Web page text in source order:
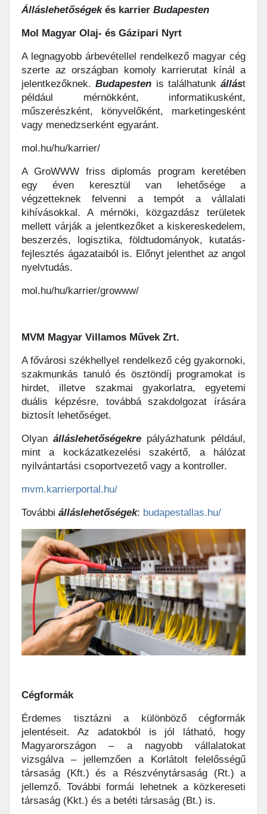
Álláslehetőségekés karrier Budapesten
Mol Magyar Olaj- és Gázipari Nyrt
A legnagyobb árbevétellel rendelkező magyar cég
szerte az országban komoly karrierutat kínál a
jelentkezőknek.Budapesten is találhatunk állást
például mérnökként, informatikusként,
műszerészként, könyvelőként, marketingesként
vagy menedzserként egyaránt.
mol.hu/hu/karrier/
A GroWWW friss diplomás program keretében
egy éven keresztül van lehetősége a
végzetteknek felvenni a tempót a vállalati
kihívásokkal. A mérnöki, közgazdász területek
mellett várják a jelentkezőket a kiskereskedelem,
beszerzés, logisztika, földtudományok, kutatás-
fejlesztés ágazataiból is. Előnyt jelenthet az angol
nyelvtudás.
mol.hu/hu/karrier/growww/
MVM Magyar Villamos Művek Zrt.
A fővárosi székhellyel rendelkező cég gyakornoki,
szakmunkás tanuló és ösztöndíj programokat is
hirdet, illetve szakmai gyakorlatra, egyetemi
duális képzésre, továbbá szakdolgozat írására
biztosít lehetőséget.
Olyan álláslehetőségekre pályázhatunk például,
mint a kockázatkezelési szakértő, a hálózat
nyilvántartási csoportvezető vagy a kontroller.
mvm.karrierportal.hu/
További álláslehetőségek: budapestallas.hu/
Cégformák
Érdemes tisztázni a különböző cégformák
jelentéseit. Az adatokból is jól látható, hogy
Magyarországon – a nagyobb vállalatokat
vizsgálva – jellemzően a Korlátolt felelősségű
társaság (Kft.) és a Részvénytársaság (Rt.) a
jellemző. További formái lehetnek a közkereseti
társaság (Kkt.) és a betéti társaság (Bt.) is.